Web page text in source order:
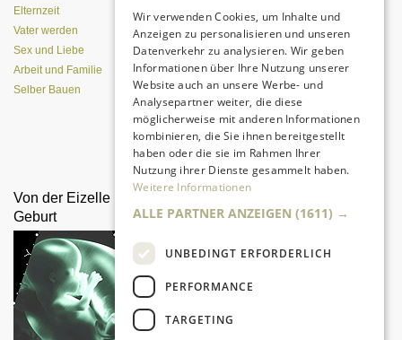
Elternzeit
Vater werden
Sex und Liebe
Arbeit und Familie
Selber Bauen
Da sind Kinder mit Begeisterung
dabei.
Von der Eizelle bis zur
Geburt
Streithähne
Wir verwenden Cookies, um Inhalte und
Anzeigen zu personalisieren und unseren
Datenverkehr zu analysieren. Wir geben
Informationen über Ihre Nutzung unserer
Website auch an unsere Werbe- und
Analysepartner weiter, die diese
möglicherweise mit anderen Informationen
kombinieren, die Sie ihnen bereitgestellt
haben oder die sie im Rahmen Ihrer
Nutzung ihrer Dienste gesammelt haben.
Weitere Informationen
ALLE PARTNER ANZEIGEN (1611) →
UNBEDINGT ERFORDERLICH
PERFORMANCE
TARGETING